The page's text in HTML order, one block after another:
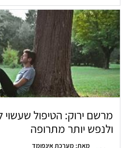
מרשם ירוק: הטיפול שעשוי
ולנפש יותר מתרופה
מאת: מערכת אינפומד